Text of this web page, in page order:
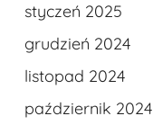
styczeń 2025
grudzień 2024
listopad 2024
październik 2024